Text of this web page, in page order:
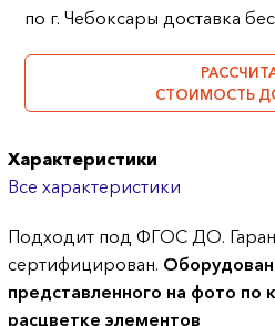
по г. Чебоксары доставка
СТОИМОСТЬ
Характеристики
Все характеристики
Подходит под ФГОС ДО.
сертифицирован.
представленного на фото по
расцветке элементов